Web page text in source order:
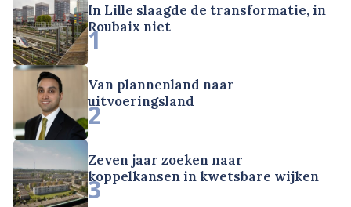
In Lille slaagde de transformatie, in
Roubaix niet
1
Van plannenland naar
uitvoeringsland
2
Zeven jaar zoeken naar
koppelkansen in kwetsbare wijken
3